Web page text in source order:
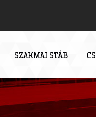
SZAKMAI STÁB